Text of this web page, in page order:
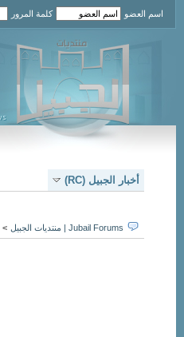
اسم العضو كلمة المرور
أخبار الجبيل (RC)
Jubail Forums | منتديات الجبيل >